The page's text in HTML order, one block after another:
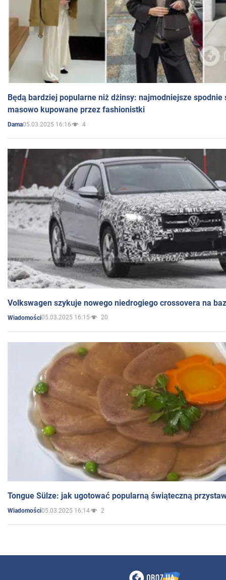
Będą bardziej popularne niż dżinsy: najmodniejsze spodnie
masowo kupowane przez fashionistki
Dama05.03.2025 16:16 4
Volkswagen szykuje nowego niedrogiego crossovera na
Wiadomości05.03.2025 16:15 20
Tongue Sülze: jak ugotować popularną świąteczną
Wiadomości05.03.2025 16:14 2